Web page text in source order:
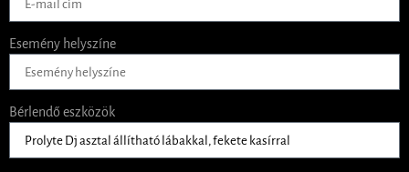
Esemény helyszíne
Bérlendő eszközök